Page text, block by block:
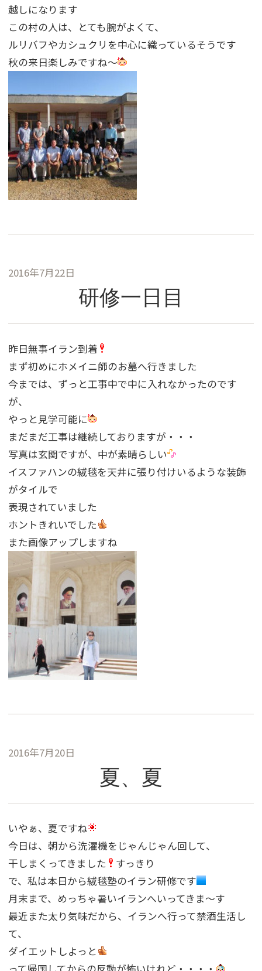
越しになります
この村の人は、とても腕がよくて、
ルリバフやカシュクリを中心に織っているそうです
秋の来日楽しみですね〜
2016年7月22日
研修一日目
昨日無事イラン到着
まず初めにホメイニ師のお墓へ行きました
今までは、ずっと工事中で中に入れなかったのです
が、
やっと見学可能に
まだまだ工事は継続しておりますが・・・
写真は玄関ですが、中が素晴らしい
イスファハンの絨毯を天井に張り付けいるような装飾
がタイルで
表現されていました
ホントきれいでした
また画像アップしますね
2016年7月20日
夏、夏
いやぁ、夏ですね
今日は、朝から洗濯機をじゃんじゃん回して、
干しまくってきました
すっきり
で、私は本日から絨毯塾のイラン研修です
月末まで、めっちゃ暑いイランへいってきま〜す
最近また太り気味だから、イランへ行って禁酒生活し
て、
ダイエットしよっと